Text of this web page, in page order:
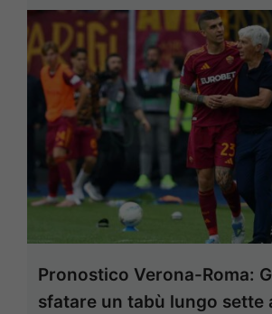
Pronostico Verona-Roma:
sfatare un tabù lungo sette